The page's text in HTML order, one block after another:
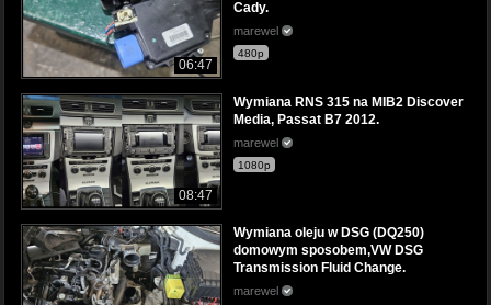
06:47
Cady.
marewel
480p
08:47
Wymiana RNS 315 na MIB2 Discover
Media, Passat B7 2012.
marewel
1080p
Wymiana oleju w DSG (DQ250)
domowym sposobem,VW DSG
Transmission Fluid Change.
marewel